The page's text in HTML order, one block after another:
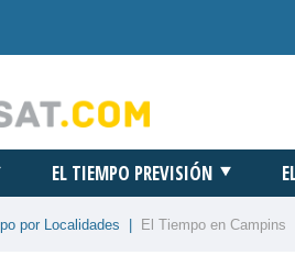
EL TIEMPO PREVISIÓN
por Localidades El Tiempo en Campins